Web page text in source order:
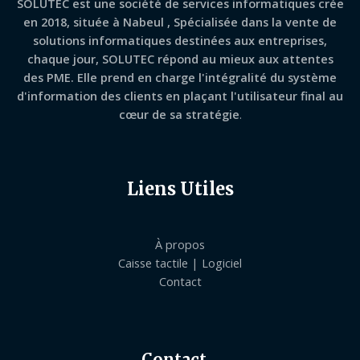
en 2018, située à Nabeul , Spécialisée dans la vente de
solutions informatiques destinées aux entreprises,
chaque jour, SOLUTECrépond au mieux aux attentes
des PME. Elle prend en charge l'intégralité du système
d'information des clients en plaçant l'utilisateur final au
cœur de sa stratégie.
Liens Utiles
À propos
Caisse tactile | Logiciel
Contact